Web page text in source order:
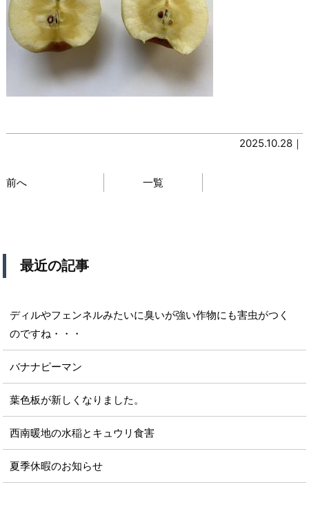
2025.10.28｜
前へ 一覧
最近の記事
ディルやフェンネルみたいに臭いが強い作物にも害虫がつく
のですね・・・
バナナピーマン
葉色板が新しくなりました。
西南暖地の水稲とキュウリ食害
夏季休暇のお知らせ